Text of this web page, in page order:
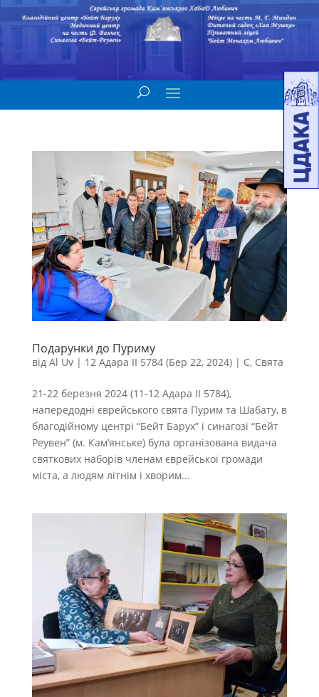
Подарунки до Пуриму
від Al Uv| 12 Адара II 5784 (Бер 22, 2024)| С, Свята
21-22 березня 2024 (11-12 Адара II 5784),
напередодні єврейського свята Пурим та Шабату, в
благодійному центрі “Бейт Барух” і синагозі “Бейт
Реувен” (м. Кам’янське) була організована видача
святкових наборів членам єврейської громади
міста, а людям літнім і хворим...